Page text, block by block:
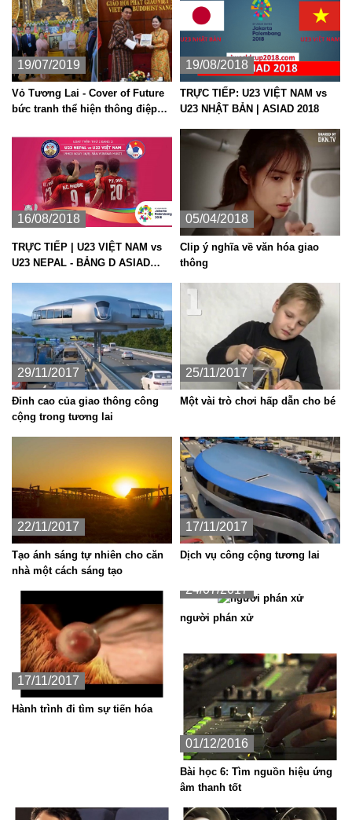
19/07/2019
Vỏ Tương Lai - Cover of Future
bức tranh thể hiện thông điệp
19/08/2018
TRỰC TIẾP: U23 VIỆT NAM vs
U23 NHẬT BẢN | ASIAD 2018
16/08/2018
TRỰC TIẾP | U23 VIỆT NAM vs
U23 NEPAL - BẢNG D ASIAD
05/04/2018
Clip ý nghĩa về văn hóa giao
thông
29/11/2017
Đỉnh cao của giao thông công
cộng trong tương lai
25/11/2017
Một vài trò chơi hấp dẫn cho bé
22/11/2017
Tạo ánh sáng tự nhiên cho căn
nhà một cách sáng tạo
17/11/2017
Dịch vụ công cộng tương lai
17/11/2017
Hành trình đi tìm sự tiến hóa
24/07/2017
người phán xử
01/12/2016
Bài học 6: Tìm nguồn hiệu ứng
âm thanh tốt